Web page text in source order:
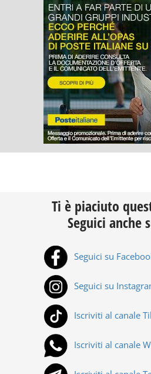
Ti è piaciuto
Seguici anche
Seguici su
Seguici su
Iscriviti al canale
Iscriviti al canale